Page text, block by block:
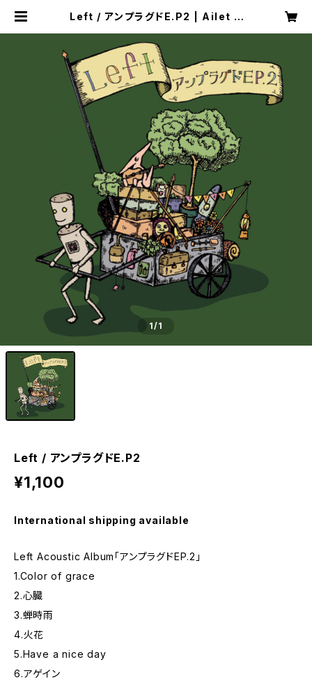
Left / アンプラグドE.P2 | Ailet R
1/1
Left / アンプラグドE.P2
¥1,100
International shipping available
Left Acoustic Album「アンプラグドEP.2」
1.Color of grace
2.心臓
3.蝉時雨
4.火花
5.Have a nice day
6.アゲイン